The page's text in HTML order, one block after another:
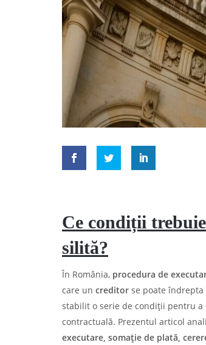
Ce condiții
silită?
În România, procedura de
care un creditor se poate
stabilit o serie de condiții pentru
contractuală. Prezentul articol
executare, somație de plată,